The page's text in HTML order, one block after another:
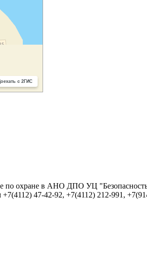
по охране в АНО ДПО УЦ
47-42-92, +7(4112) 212-991,